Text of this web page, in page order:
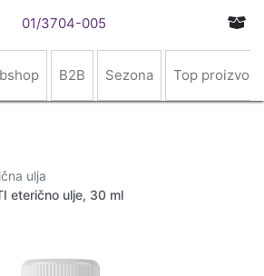
01/3704-005
B2B Sezona Top proizvodi
ulja
eterično ulje, 30 ml